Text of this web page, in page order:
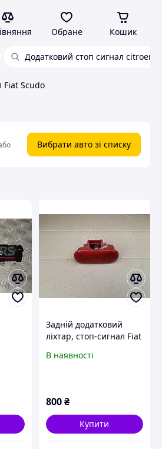
Обране Кошик
Додатковий стоп сигнал citroen
Fiat Scudo
Вибрати авто зі списку
Задній додатковий
ліхтар, стоп-сигнал Fiat
Citroen Jumpy (1996-
В наявності
800₴
Купити